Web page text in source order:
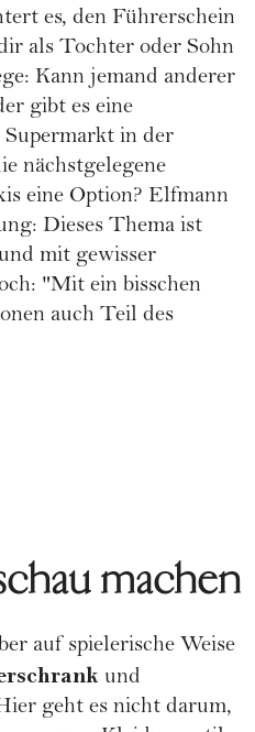
es, den Führerschein
als Tochter oder Sohn
Kann jemand anderer
gibt es eine
in der
nächstgelegene
eine Option? Elfmann
Dieses Thema ist
mit gewisser
"Mit ein bisschen
auch Teil des
machen
auf spielerische Weise
und
geht es nicht darum,